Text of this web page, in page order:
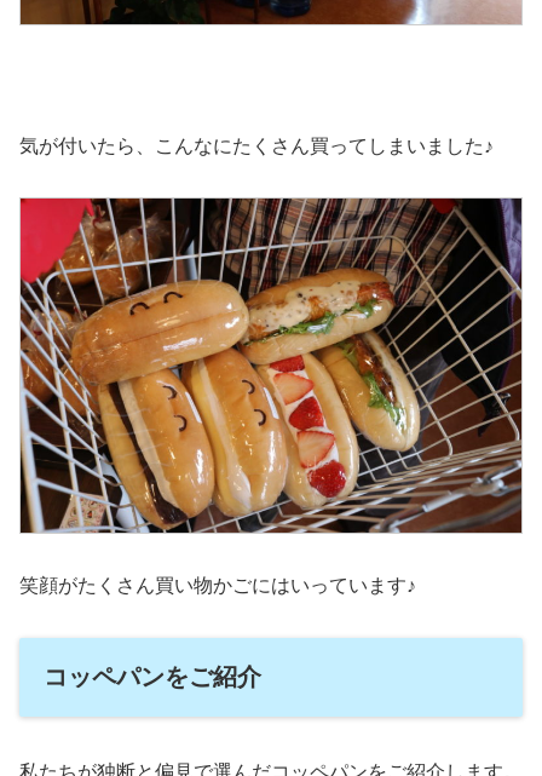
気が付いたら、こんなにたくさん買ってしまいました♪
笑顔がたくさん買い物かごにはいっています♪
コッペパンをご紹介